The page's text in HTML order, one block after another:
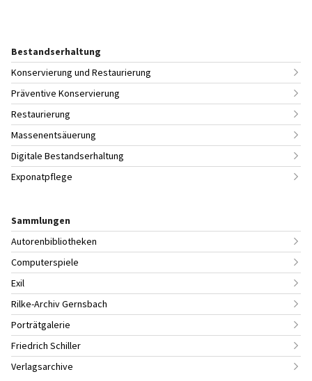
Bestandserhaltung
Konservierung und Restaurierung
Präventive Konservierung
Restaurierung
Massenentsäuerung
Digitale Bestandserhaltung
Exponatpflege
Sammlungen
Autorenbibliotheken
Computerspiele
Exil
Rilke-Archiv Gernsbach
Porträtgalerie
Friedrich Schiller
Verlagsarchive